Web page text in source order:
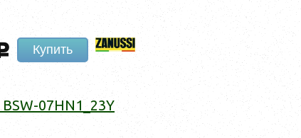
Купить
07HN1_23Y